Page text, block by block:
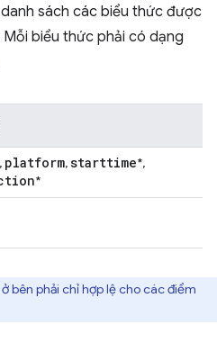
sách các biểu thức được
biểu thức phải có dạng
, platform,starttime*,
*
bên phải chỉ hợp lệ cho các điểm